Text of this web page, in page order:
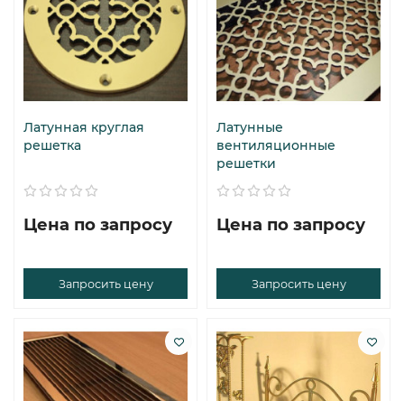
Латунная круглая
решетка
Цена по запросу
Запросить цену
Латунные
вентиляционные
решетки
Цена по запросу
Запросить цену